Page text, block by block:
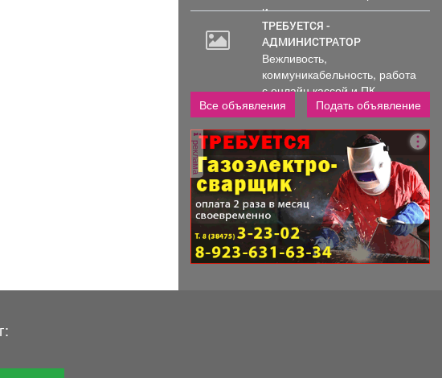
и...
ТРЕБУЕТСЯ -
АДМИНИСТРАТОР
Вежливость,
коммуникабельность, работа
с онлайн кассой и ПК
(программы...
Все объявления Подать объявление
реклама